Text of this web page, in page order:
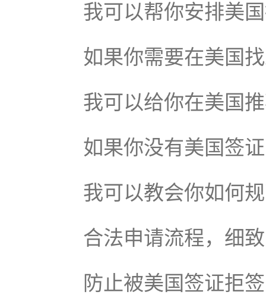
我可以帮你安排美
如果你需要在美国
我可以给你在美国
如果你没有美国签
我可以教会你如何
合法申请流程，细
防止被美国签证拒